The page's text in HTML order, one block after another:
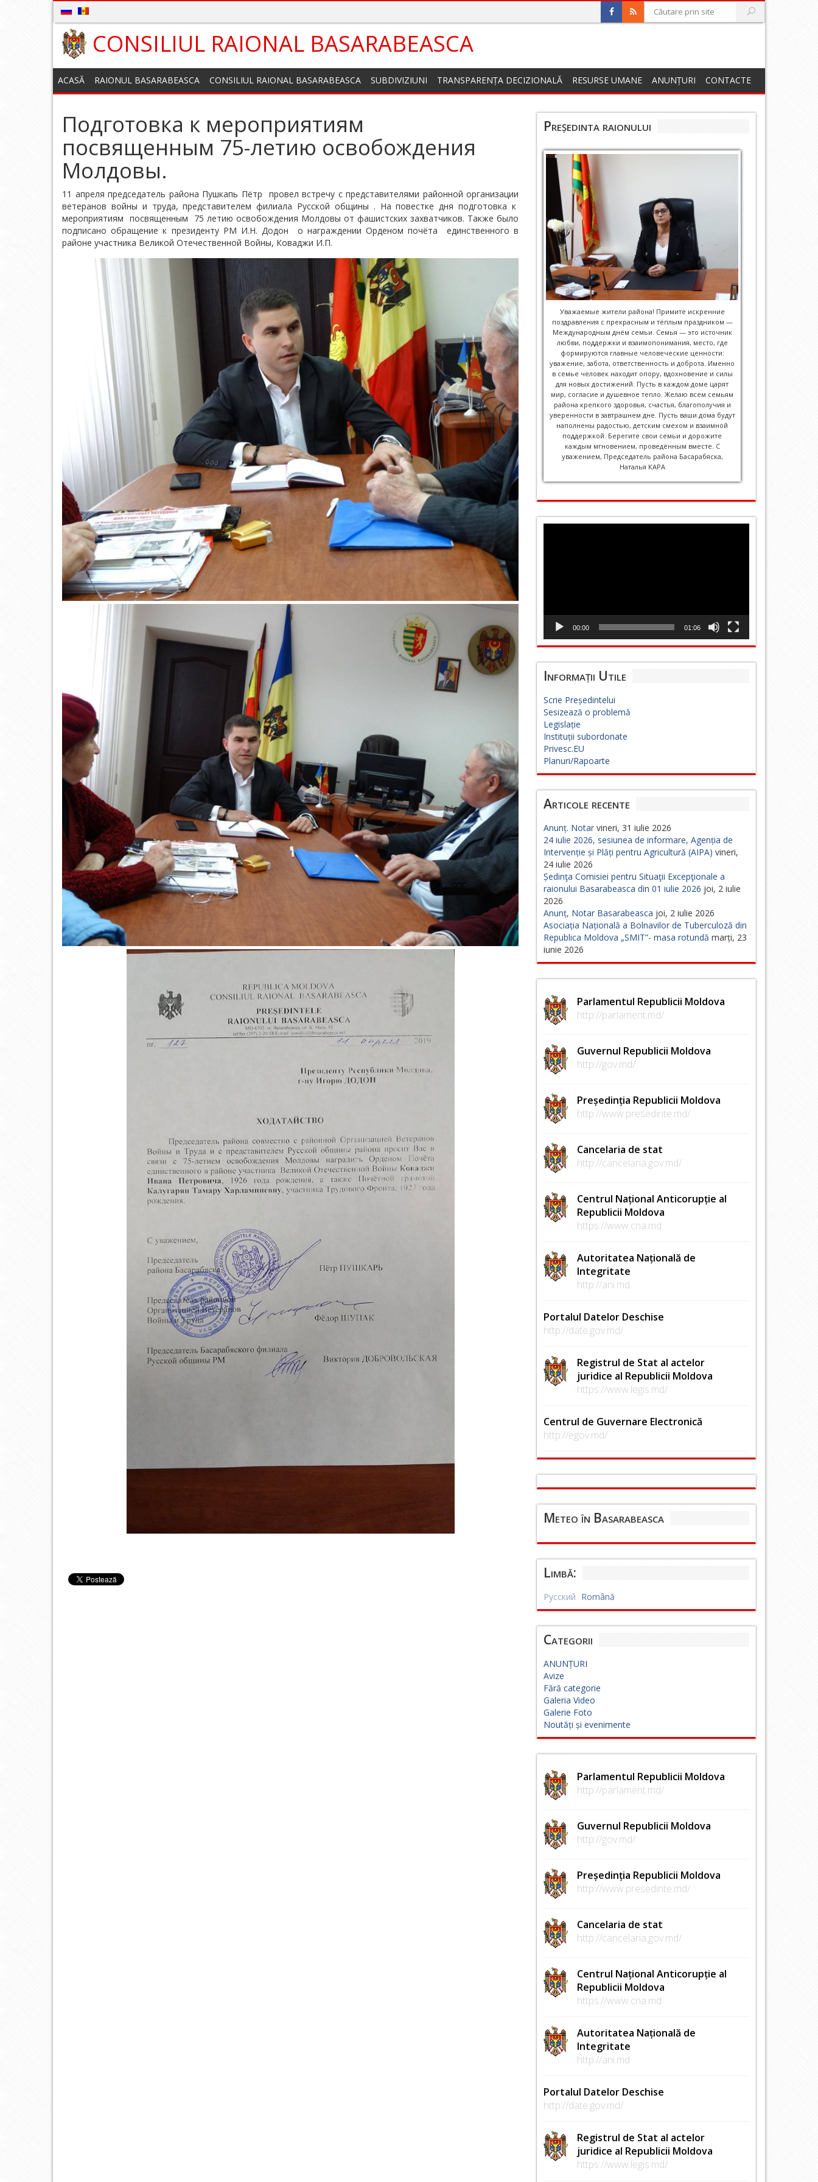
CONSILIUL RAIONAL BASARABEASCA
ACASĂ RAIONUL BASARABEASCA CONSILIUL RAIONAL BASARABEASCA SUBDIVIZIUNI TRANSPARENȚA DECIZIONALĂ RESURSE UMANE ANUNȚURI CONTACTE
Подготовка к мероприятиям
посвященным 75-летию освобождения
Молдовы.
11 апреля председатель района Пушкапь Пётр провел встречу с представителями районной организации
ветеранов войны и труда, представителем филиала Русской общины . На повестке дня подготовка к
мероприятиям посвященным 75 летию освобождения Молдовы от фашистских захватчиков. Также было
подписано обращение к президенту РМ И.Н. Додон о награждении Орденом почёта единственного в
районе участника Великой Отечественной Войны, Коваджи И.П.
Președinta raionului
Уважаемые жители района! Примите искренние
поздравления с прекрасным и тёплым праздником —
Международным днём семьи. Семья — это источник
любви, поддержки и взаимопонимания, место, где
формируются главные человеческие ценности:
уважение, забота, ответственность и доброта. Именно
в семье человек находит опору, вдохновение и силы
для новых достижений. Пусть в каждом доме царят
мир, согласие и душевное тепло. Желаю всем семьям
района крепкого здоровья, счастья, благополучия и
уверенности в завтрашнем дне. Пусть ваши дома будут
наполнены радостью, детским смехом и взаимной
поддержкой. Берегите свои семьи и дорожите
каждым мгновением, проведённым вместе. С
уважением, Председатель района Басарабяска,
Наталья КАРА
00:00 01:06
Informații Utile
Scrie Președintelui
Sesizează o problemă
Legislație
Instituții subordonate
Privesc.EU
Planuri/Rapoarte
Articole recente
Anunț. Notar vineri, 31 iulie 2026
24 iulie 2026, sesiunea de informare, Agenția de
Intervenție și Plăți pentru Agricultură (AIPA) vineri,
24 iulie 2026
Ședinţa Comisiei pentru Situaţii Excepţionale a
raionului Basarabeasca din 01 iulie 2026 joi, 2 iulie
2026
Anunț, Notar Basarabeasca joi, 2 iulie 2026
Asociația Națională a Bolnavilor de Tuberculoză din
Republica Moldova „SMIT”- masa rotundă marți, 23
iunie 2026
Parlamentul Republicii Moldova
http://parlament.md/
Guvernul Republicii Moldova
http://gov.md/
Președinția Republicii Moldova
http://www.presedinte.md/
Cancelaria de stat
http://cancelaria.gov.md/
Centrul Național Anticorupție al
Republicii Moldova
https://www.cna.md
Autoritatea Națională de
Integritate
http://ani.md
Portalul Datelor Deschise
http://date.gov.md/
Registrul de Stat al actelor
juridice al Republicii Moldova
https://www.legis.md/
Centrul de Guvernare Electronică
http://egov.md/
Meteo în Basarabeasca
Limbă:
Русский Română
Categorii
ANUNȚURI
Avize
Fără categorie
Galeria Video
Galerie Foto
Noutăți și evenimente
Parlamentul Republicii Moldova
http://parlament.md/
Guvernul Republicii Moldova
http://gov.md/
Președinția Republicii Moldova
http://www.presedinte.md/
Cancelaria de stat
http://cancelaria.gov.md/
Centrul Național Anticorupție al
Republicii Moldova
https://www.cna.md
Autoritatea Națională de
Integritate
http://ani.md
Portalul Datelor Deschise
http://date.gov.md/
Registrul de Stat al actelor
juridice al Republicii Moldova
https://www.legis.md/